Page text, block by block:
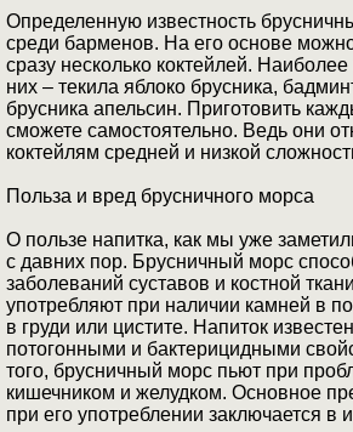
Определенную известность
среди барменов. На его основе
сразу несколько коктейлей.
них – текила яблоко брусника,
брусника апельсин. Приготовить
сможете самостоятельно. Ведь они
коктейлям средней и низкой
Польза и вред брусничного морса
О пользе напитка, как мы уже
с давних пор. Брусничный морс
заболеваний суставов и костной
употребляют при наличии камней в
в груди или цистите. Напиток
потогонными и бактерицидными
того, брусничный морс пьют при
кишечником и желудком. Основное
при его употреблении заключается в